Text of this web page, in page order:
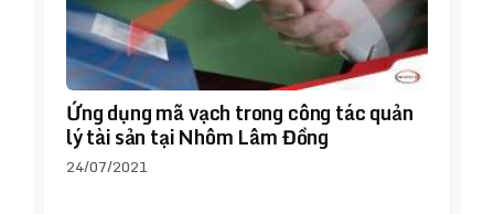
Ứng dụng mã vạch trong công tác quản
lý tài sản tại Nhôm Lâm Đồng
24/07/2021